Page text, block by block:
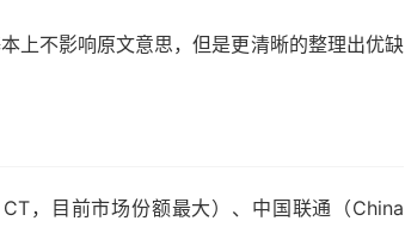
上不影响原文意思，但是更清晰的整理出优缺
，目前市场份额最大）、中国联通（China